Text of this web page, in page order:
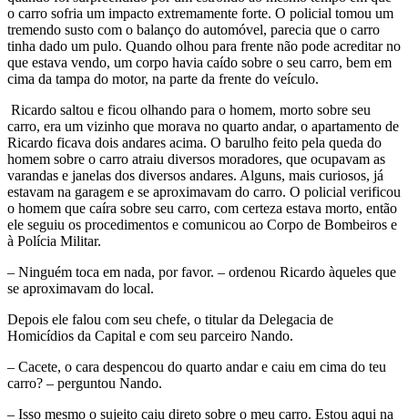
o carro sofria um impacto extremamente forte. O policial tomou um
tremendo susto com o balanço do automóvel, parecia que o carro
tinha dado um pulo. Quando olhou para frente não pode acreditar no
que estava vendo, um corpo havia caído sobre o seu carro, bem em
cima da tampa do motor, na parte da frente do veículo.
Ricardo saltou e ficou olhando para o homem, morto sobre seu
carro, era um vizinho que morava no quarto andar, o apartamento de
Ricardo ficava dois andares acima. O barulho feito pela queda do
homem sobre o carro atraiu diversos moradores, que ocupavam as
varandas e janelas dos diversos andares. Alguns, mais curiosos, já
estavam na garagem e se aproximavam do carro. O policial verificou
o homem que caíra sobre seu carro, com certeza estava morto, então
ele seguiu os procedimentos e comunicou ao Corpo de Bombeiros e
à Polícia Militar.
– Ninguém toca em nada, por favor. – ordenou Ricardo àqueles que
se aproximavam do local.
Depois ele falou com seu chefe, o titular da Delegacia de
Homicídios da Capital e com seu parceiro Nando.
– Cacete, o cara despencou do quarto andar e caiu em cima do teu
carro? – perguntou Nando.
– Isso mesmo o sujeito caiu direto sobre o meu carro. Estou aqui na